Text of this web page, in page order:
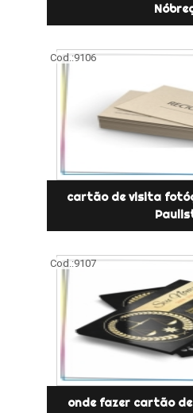
Cod.:9106
cartão de visita
Cod.:9107
onde fazer cartão